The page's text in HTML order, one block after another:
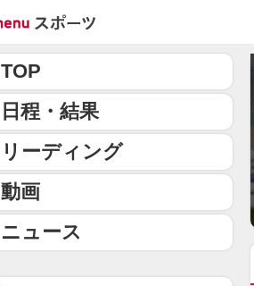
TOP
日程・結果
リーディング
動画
ニュース